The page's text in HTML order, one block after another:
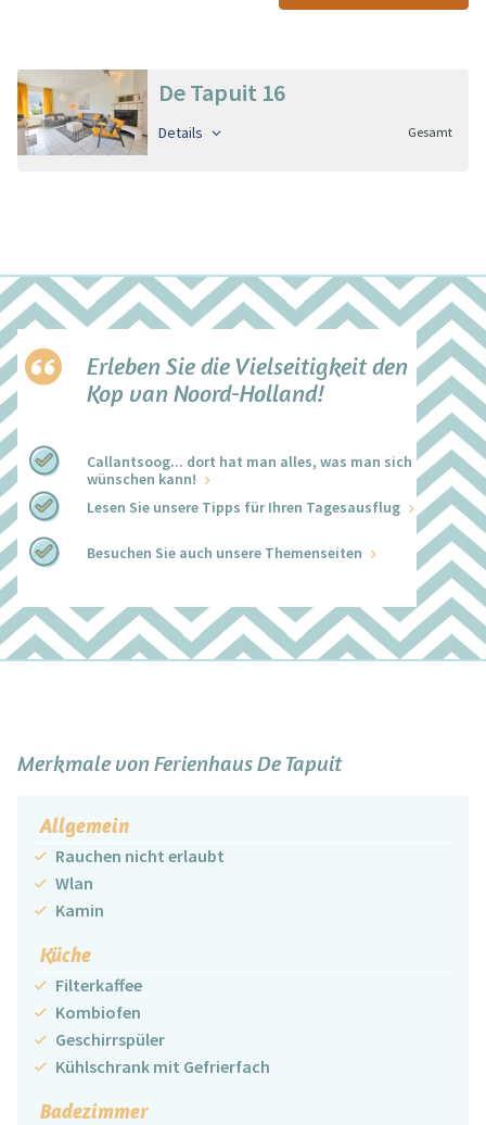
De Tapuit 16
Details Gesamt
Erleben Sie die Vielseitigkeit den
Kop van Noord-Holland!
Callantsoog... dort hat man alles, was man sich
wünschen kann!
Lesen Sie unsere Tipps für Ihren Tagesausflug
Besuchen Sie auch unsere Themenseiten
+
−
Merkmale von Ferienhaus De Tapuit
Allgemein
Rauchen nicht erlaubt
Wlan
Kamin
Küche
Filterkaffee
Kombiofen
Geschirrspüler
Kühlschrank mit Gefrierfach
Badezimmer